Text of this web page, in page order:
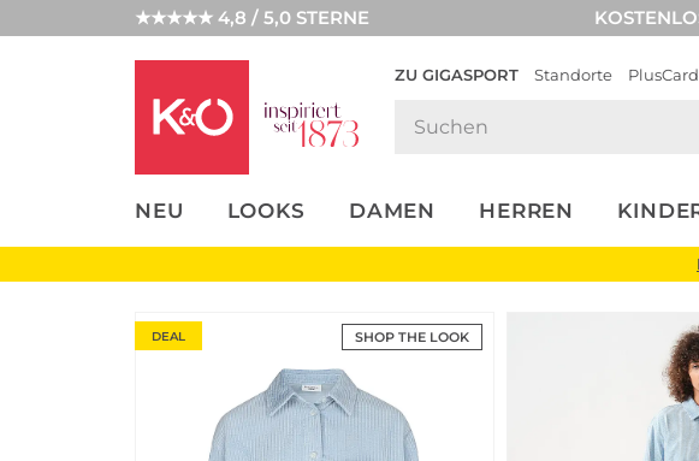
★★★★★ 4,8 / 5,0 STERNE
ZU GIGASPORT Standorte PlusCard
NEU LOOKS DAMEN HERREN
UNSERE APP
CLICK &
SHOP THE LOOK
DEAL